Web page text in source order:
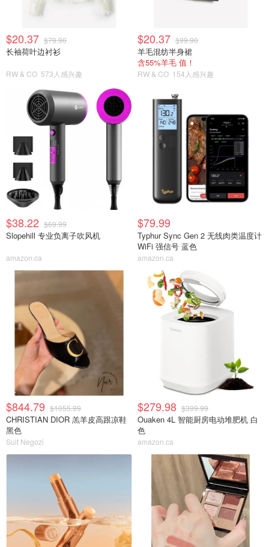
$20.37 $79.90
长袖荷叶边衬衫
RW & CO 573人感兴趣
$20.37 $99.90
羊毛混纺半身裙
含55%羊毛 值！
RW & CO 154人感兴趣
$38.22 $69.99
Slopehill 专业负离子吹风机
amazon.ca
$79.99
Typhur Sync Gen 2 无线肉类温度计
WiFi 强信号 蓝色
amazon.ca
$844.79 $1055.99
CHRISTIAN DIOR 羔羊皮高跟凉鞋
黑色
Suit Negozi
$279.98 $399.99
Ouaken 4L 智能厨房电动堆肥机 白
色
amazon.ca